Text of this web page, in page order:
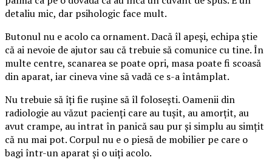
detaliu mic, dar psihologic face mult.
Butonul nu e acolo ca ornament. Dacă îl apeși, echipa știe
că ai nevoie de ajutor sau că trebuie să comunice cu tine. În
multe centre, scanarea se poate opri, masa poate fi scoasă
din aparat, iar cineva vine să vadă ce s-a întâmplat.
Nu trebuie să îți fie rușine să îl folosești. Oamenii din
radiologie au văzut pacienți care au tușit, au amorțit, au
avut crampe, au intrat în panică sau pur și simplu au simțit
că nu mai pot. Corpul nu e o piesă de mobilier pe care o
bagi într-un aparat și o uiți acolo.